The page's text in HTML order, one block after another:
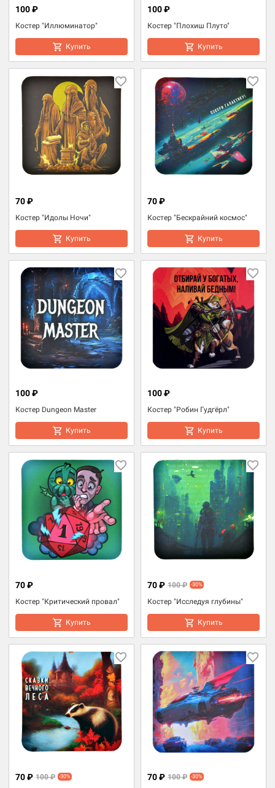
Костер "Иллюминатор"
100 ₽
Купить
Костер "Плохиш Плуто"
100 ₽
Купить
Костер "Идолы Ночи"
70 ₽
Купить
Костер "Бескрайний космос"
70 ₽
Купить
Костер Dungeon Master
100 ₽
Купить
Костер "Робин Гудгёрл"
100 ₽
Купить
Костер "Критический провал"
70 ₽
Купить
Костер "Исследуя глубины"
70 ₽ 100 ₽ -30%
Купить
70 ₽ 100 ₽ -30% 70 ₽ 100 ₽ -30%